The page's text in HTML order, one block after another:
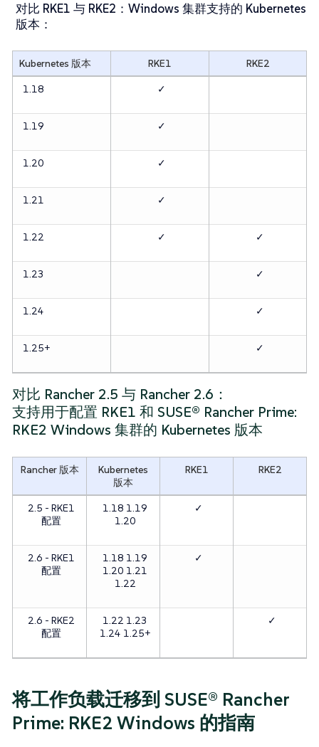
对比 RKE1 与 RKE2：Windows 集群支持的 Kubernetes
版本 ：
Kubernetes 版本 RKE1
RKE2
1.18
✓
1.19 ✓
1.20 ✓
1.21 ✓
1.22 ✓ ✓
1.23 ✓
1.24 ✓
1.25+ ✓
对比 Rancher 2.5 与 Rancher 2.6：
支持用于配置 RKE1 和 SUSE® Rancher Prime:
RKE2 Windows 集群的 Kubernetes 版本
Rancher 版本
Kubernetes
版本
RKE1 RKE2
2.5 - RKE1
配置
1.18 1.19
1.20
✓
2.6 - RKE1
配置
1.18 1.19
1.20 1.21
1.22
✓
2.6 - RKE2
配置
1.22 1.23
1.24 1.25+
✓
将工作负载迁移到 SUSE® Rancher
Prime: RKE2 Windows 的指南